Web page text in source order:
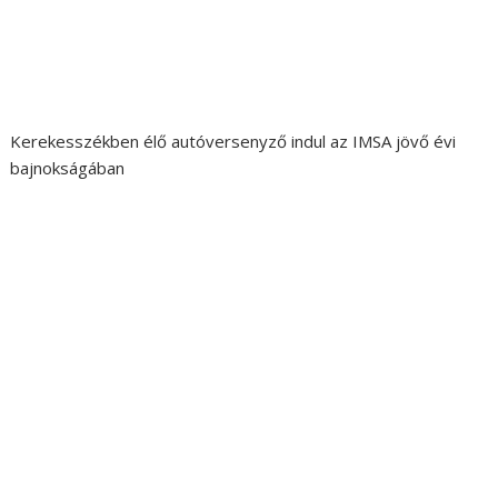
Kerekesszékben élő autóversenyző indul az IMSA jövő évi
bajnokságában